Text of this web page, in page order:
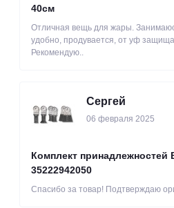
40см
Отличная вещь для жары.
удобно, продувается, от уф
Рекомендую..
Сергей
06 февраля 2025
Комплект принадлежностей
35222942050
Спасибо за товар! Подтверждаю